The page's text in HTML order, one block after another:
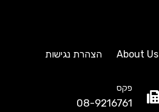
About Us הצהרת נגישות
פקס
08-9216761